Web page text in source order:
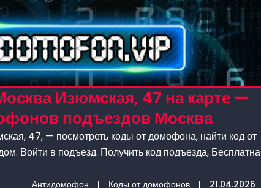
Изюмская, 47 на карте —
подъездов Москва
47, — посмотреть коды от домофона, найти код от
Войти в подъезд. Получить код подъезда, Бесплатна
Антидомофон | Коды от домофонов | 21.04.2026